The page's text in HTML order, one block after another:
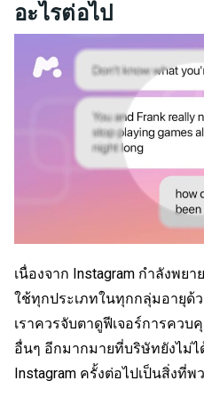
อะไรต่อไป
เนื่องจาก Instagram กำลังพย
ใช้ทุกประเภทในทุกกลุ่มอายุด้
เราควรจับตาดูฟีเจอร์การควบ
อื่นๆ อีกมากมายที่บริษัทยังไม่ไ
Instagram ครั้งต่อไปเป็นสิ่งที่